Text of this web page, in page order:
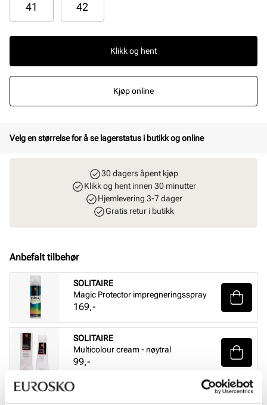
41 42
Klikk og hent
Kjøp online
Velg en størrelse for å se lagerstatus i butikk og online
30 dagers åpent kjøp
Klikk og hent innen 30 minutter
Hjemlevering 3-7 dager
Gratis retur i butikk
Anbefalt tilbehør
SOLITAIRE
Magic Protector impregneringsspray
Pris
169,-
SOLITAIRE
Multicolour cream - nøytral
Pris
99,-
SOLITAIRE